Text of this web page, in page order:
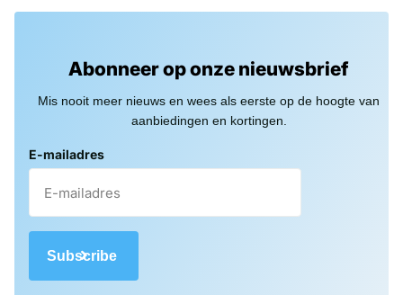
Abonneer op onze nieuwsbrief
Mis nooit meer nieuws en wees als eerste op de hoogte van
aanbiedingen en kortingen.
E-mailadres
Subscribe